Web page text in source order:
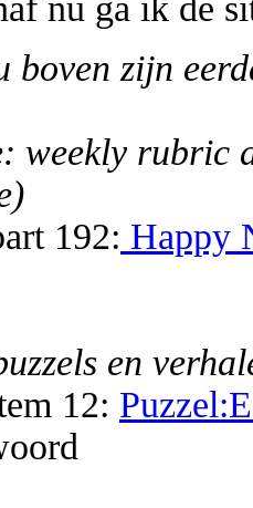
boven zijn
: weekly rubric
192: Happy
en
12: